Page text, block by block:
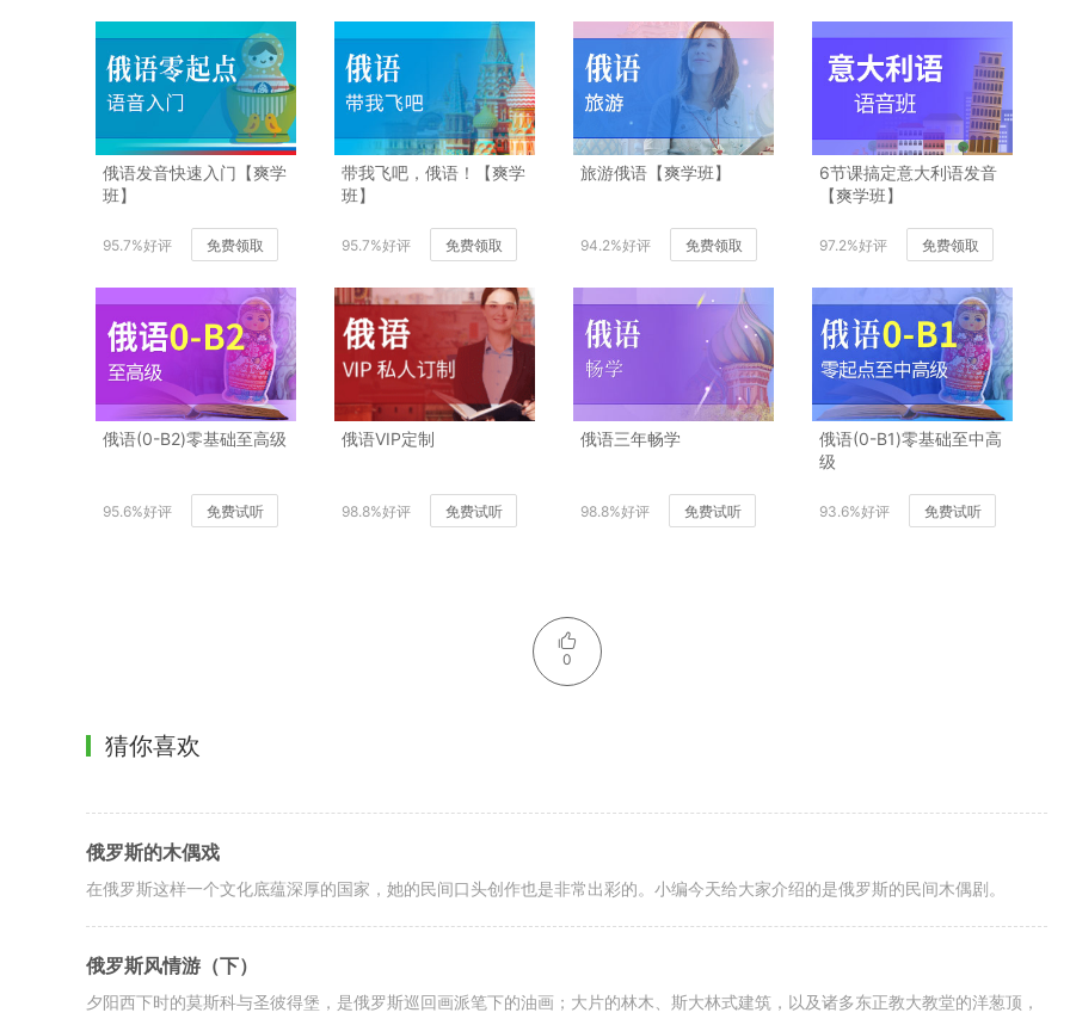
俄语发音快速入门【爽学
班】
95.7%好评 免费领取
带我飞吧，俄语！【爽学
班】
95.7%好评 免费领取
旅游俄语【爽学班】
94.2%好评 免费领取
6节课搞定意大利语发音
【爽学班】
97.2%好评 免费领取
俄语(0-B2)零基础至高级
95.6%好评 免费试听
俄语VIP定制
98.8%好评 免费试听
俄语三年畅学
98.8%好评 免费试听
俄语(0-B1)零基础至中高
级
93.6%好评 免费试听
0
猜你喜欢
俄罗斯的木偶戏
在俄罗斯这样一个文化底蕴深厚的国家，她的民间口头创作也是非常出彩的。小编今天给大家介绍的是俄罗斯的民间木偶剧。
俄罗斯风情游（下）
夕阳西下时的莫斯科与圣彼得堡，是俄罗斯巡回画派笔下的油画；大片的林木、斯大林式建筑，以及诸多东正教大教堂的洋葱顶，